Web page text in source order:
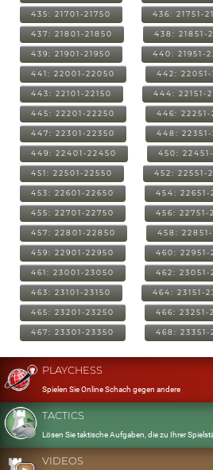
435: 21701-21750 436: 21751-
437: 21801-21850 438: 21851-
439: 21901-21950 440: 21951-
441: 22001-22050 442: 22051-
443: 22101-22150 444: 22151-
445: 22201-22250 446: 22251-
447: 22301-22350 448:
449: 22401-22450 450:
451: 22501-22550 452: 22551-
453: 22601-22650 454: 22651-
455: 22701-22750 456: 22751-
457: 22801-22850 458:
459: 22901-22950 460: 22951-
461: 23001-23050 462: 23051-
463: 23101-23150 464: 23151-
465: 23201-23250 466: 23251-
467: 23301-23350 468: 23351-
PLAYCHESS
Spielen Sie Online Schach gegen andere
TACTICS
Lösen Sie taktische Aufgaben, die zu Ihrer
VIDEOS